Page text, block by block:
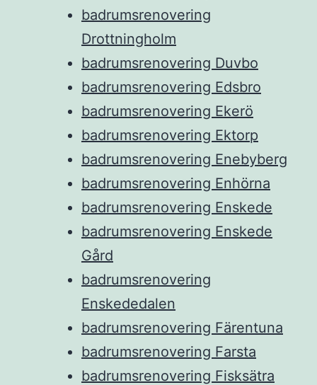
badrumsrenovering
Drottningholm
badrumsrenovering Duvbo
badrumsrenovering Edsbro
badrumsrenovering Ekerö
badrumsrenovering Ektorp
badrumsrenovering Enebyberg
badrumsrenovering Enhörna
badrumsrenovering Enskede
badrumsrenovering Enskede
Gård
badrumsrenovering
Enskededalen
badrumsrenovering Färentuna
badrumsrenovering Farsta
badrumsrenovering Fisksätra